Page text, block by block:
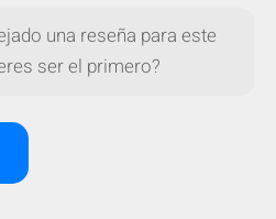
Please
to ]
una reseña para este
ser el primero?